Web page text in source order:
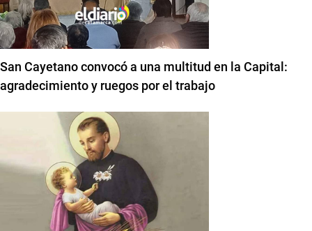
San Cayetano convocó a una multitud en la Capital:
agradecimiento y ruegos por el trabajo